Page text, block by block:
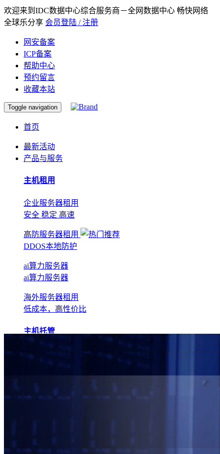
欢迎来到IDC数据中心综合服务商－全网数据中心 畅快网络
全球乐分享 会员登陆 / 注册
网安备案
ICP备案
帮助中心
预约留言
收藏本站
Toggle navigation
首页
最新活动
产品与服务
主机租用
企业服务器租用
安全 稳定 高速
高防服务器租用
DDOS本地防护
ai算力服务器
ai算力服务器
海外服务器租用
低成本，高性价比
主机托管
BGP机房托管
实现全网互联互通
运营商直营机房
移动机房托管